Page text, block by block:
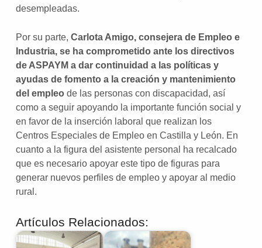
desempleadas.
Por su parte, Carlota Amigo, consejera de Empleo e
Industria, se ha comprometido ante los directivos
de ASPAYM a dar continuidad a las políticas y
ayudas de fomento a la creación y mantenimiento
del empleode las personas con discapacidad, así
como a seguir apoyando la importante función social y
en favor de la inserción laboral que realizan los
Centros Especiales de Empleo en Castilla y León. En
cuanto a la figura del asistente personal ha recalcado
que es necesario apoyar este tipo de figuras para
generar nuevos perfiles de empleo y apoyar al medio
rural.
Artículos Relacionados: